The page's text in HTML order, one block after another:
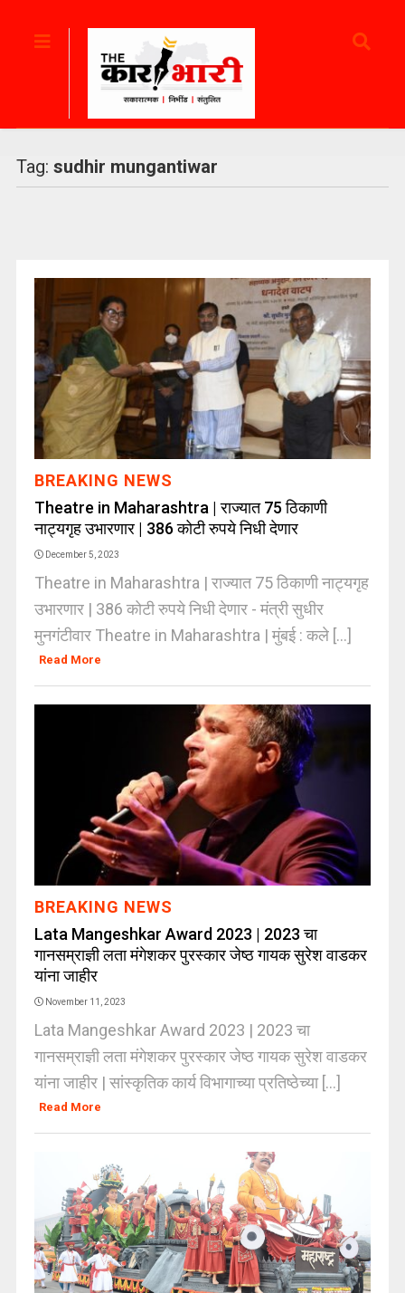
Tag: sudhir mungantiwar
BREAKING NEWS
Theatre in Maharashtra | राज्यात 75 ठिकाणी
नाट्यगृह उभारणार | 386 कोटी रुपये निधी देणार
December 5, 2023
Theatre in Maharashtra | राज्यात 75 ठिकाणी नाट्यगृह
उभारणार | 386 कोटी रुपये निधी देणार - मंत्री सुधीर
मुनगंटीवार Theatre in Maharashtra | मुंबई : कले [...]
Read More
BREAKING NEWS
Lata Mangeshkar Award 2023 | 2023 चा
गानसम्राज्ञी लता मंगेशकर पुरस्कार जेष्ठ गायक सुरेश वाडकर
यांना जाहीर
November 11, 2023
Lata Mangeshkar Award 2023 | 2023 चा
गानसम्राज्ञी लता मंगेशकर पुरस्कार जेष्ठ गायक सुरेश वाडकर
यांना जाहीर | सांस्कृतिक कार्य विभागाच्या प्रतिष्ठेच्या [...]
Read More